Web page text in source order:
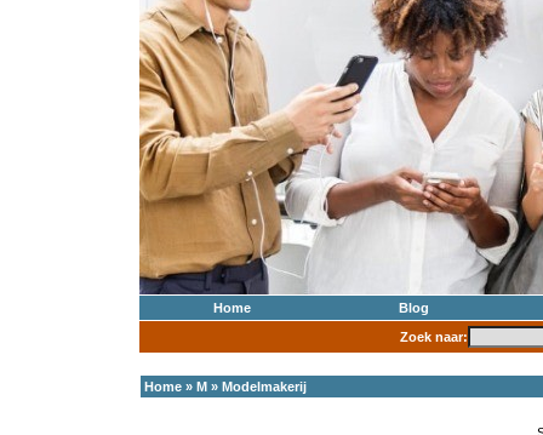
Home
Blog
Zoek naar:
Home » M » Modelmakerij